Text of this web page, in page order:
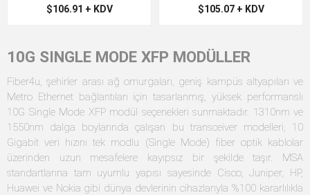
$106.91 + KDV
$105.07 + KDV
10G SINGLE MODE XFP MODÜLLER
Fiber4u, şehirler arası ağ omurgaları, geniş kampüs altyapıları ve
Metro Ethernet bağlantıları için tasarlanmış, yüksek performanslı
10G Single Mode XFP modül seçenekleri sunmaktadır. 1310nm ve
1550nm dalga boylarında çalışan bu transceiver modelleri, 10
Gigabit veri hızını tek modlu (Single Mode) fiber optik kablolar
üzerinden uzun mesafelere kayıpsız bir şekilde taşır. MSA
standartlarına tam uyumlu yapısı sayesinde Cisco, Juniper, HP,
Huawei ve Nokia gibi dünya devlerinin cihazlarıyla %100 kararlılıkla